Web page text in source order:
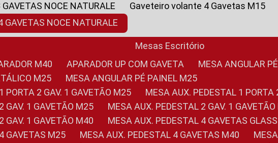
GAVETAS NOCE NATURALE
Gaveteiro volante 4 Gavetas M15
GAVETAS NOCE NATURALE
Mesas Escritório
M40 APARADOR UP COM GAVETA
MESA ANGULAR
M25
MESA ANGULAR PÉ PAINEL M25
PORTA 2 GAV. 1 GAVETÃO M25
MESA AUX. PEDESTAL 1
GAV. 1 GAVETÃO M25
MESA AUX. PEDESTAL 2 GAV. 1
GAV. 1 GAVETÃO M40
MESA AUX. PEDESTAL 4 GAVETAS GLASS
4 GAVETAS M25
MESA AUX. PEDESTAL 4 GAVETAS M40